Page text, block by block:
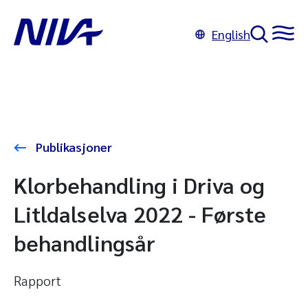
English
Publikasjoner
Klorbehandling i Driva og
Litldalselva 2022 - Første
behandlingsår
Rapport